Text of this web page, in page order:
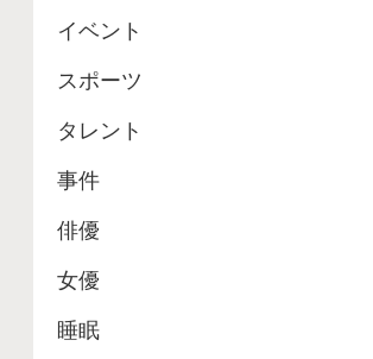
イベント
スポーツ
タレント
事件
俳優
女優
睡眠